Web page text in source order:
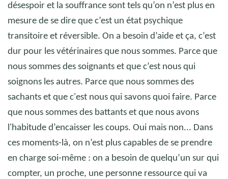
désespoir et la souffrance sont tels qu’on n’est plus en
mesure de se dire que c’est un état psychique
transitoire et réversible. On a besoin d’aide et ça, c’est
dur pour les vétérinaires que nous sommes. Parce que
nous sommes des soignants et que c’est nous qui
soignons les autres. Parce que nous sommes des
sachants et que c'est nous qui savons quoi faire. Parce
que nous sommes des battants et que nous avons
l'habitude d’encaisser les coups. Oui mais non... Dans
ces moments-là, on n’est plus capables de se prendre
en charge soi-même : on a besoin de quelqu’un sur qui
compter, un proche, une personne ressource qui va